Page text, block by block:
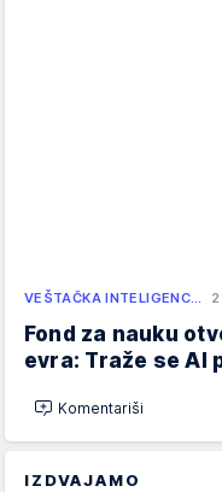
VEŠTAČKA INTELIGENC…
Fond za nauku
evra: Traže se AI
Komentariši
IZDVAJAMO